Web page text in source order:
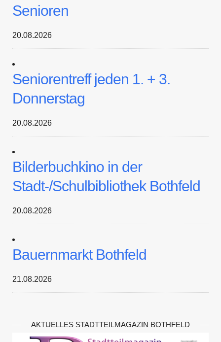
Senioren
20.08.2026
Seniorentreff jeden 1. + 3.
Donnerstag
20.08.2026
Bilderbuchkino in der
Stadt-/Schulbibliothek Bothfeld
20.08.2026
Bauernmarkt Bothfeld
21.08.2026
AKTUELLES STADTTEILMAGAZIN BOTHFELD